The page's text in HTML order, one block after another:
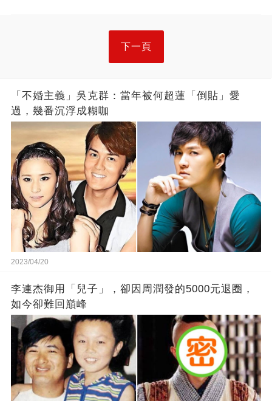
下一頁
「不婚主義」吳克群：當年被何超蓮「倒貼」愛
過，幾番沉浮成糊咖
2023/04/20
李連杰御用「兒子」，卻因周潤發的5000元退圈，
如今卻難回巔峰